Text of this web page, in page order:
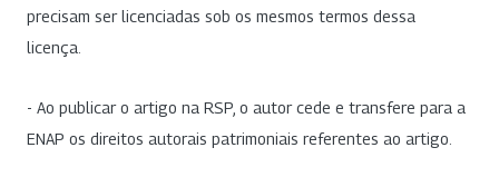
precisam ser licenciadas sob os mesmos termos dessa
licença.
- Ao publicar o artigo na RSP, o autor cede e transfere para a
ENAP os direitos autorais patrimoniais referentes ao artigo.